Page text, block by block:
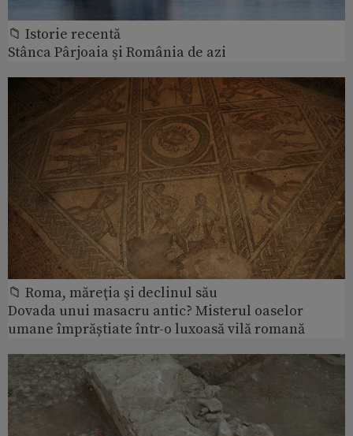
📁 Istorie recentă
Stânca Pârjoaia şi România de azi
📁 Roma, măreţia şi declinul său
Dovada unui masacru antic? Misterul oaselor
umane împrăștiate într-o luxoasă vilă romană